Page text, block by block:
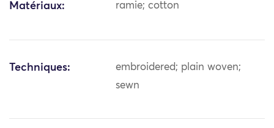
Matériaux: ramie; cotton
Techniques:
embroidered; plain woven;
sewn